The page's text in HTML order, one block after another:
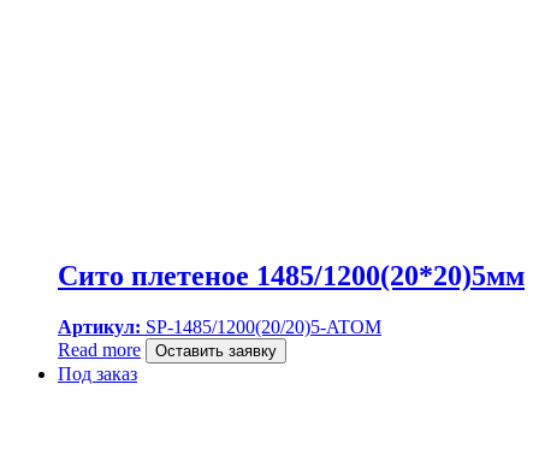
Сито плетеное 1485/1200(20*20)5мм
Артикул: SP-1485/1200(20/20)5-ATOM
Read more
Оставить заявку
Под заказ